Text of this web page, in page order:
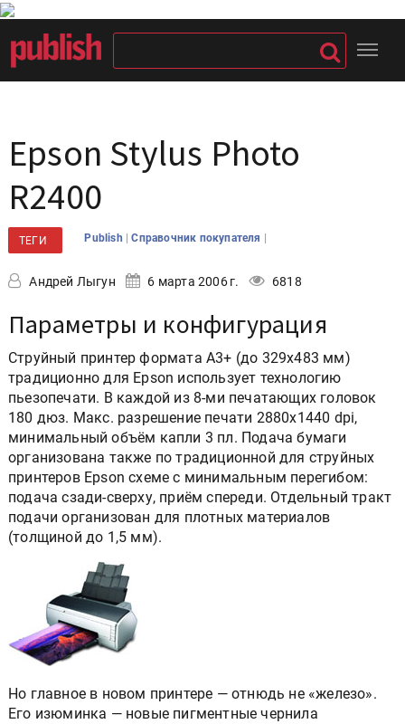
Epson Stylus Photo
R2400
ТЕГИ Publish |Справочник покупателя |
Андрей Лыгун 6 марта 2006 г. 6818
Параметры и конфигурация
Струйный принтер формата А3+ (до 329х483 мм)
традиционно для Epson использует технологию
пьезопечати. В каждой из 8-ми печатающих головок
180 дюз. Макс. разрешение печати 2880х1440 dpi,
минимальный объём капли 3 пл. Подача бумаги
организована также по традиционной для струйных
принтеров Epson схеме с минимальным перегибом:
подача сзади-сверху, приём спереди. Отдельный тракт
подачи организован для плотных материалов
(толщиной до 1,5 мм).
Но главное в новом принтере — отнюдь не «железо».
Его изюминка — новые пигментные чернила